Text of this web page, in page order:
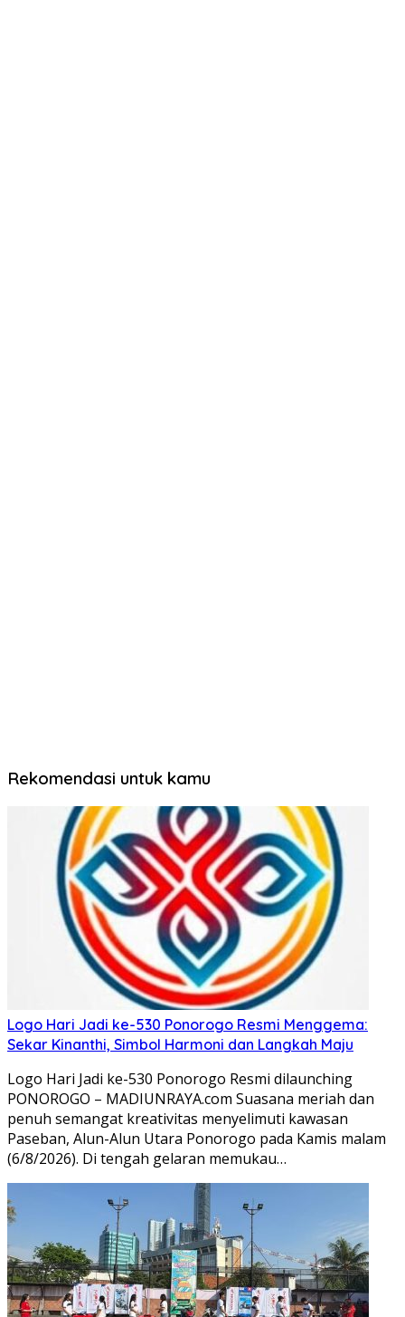
Rekomendasi untuk kamu
Logo Hari Jadi ke-530 Ponorogo Resmi Menggema:
Sekar Kinanthi, Simbol Harmoni dan Langkah Maju
Logo Hari Jadi ke-530 Ponorogo Resmi dilaunching
PONOROGO – MADIUNRAYA.com Suasana meriah dan
penuh semangat kreativitas menyelimuti kawasan
Paseban, Alun-Alun Utara Ponorogo pada Kamis malam
(6/8/2026). Di tengah gelaran memukau…